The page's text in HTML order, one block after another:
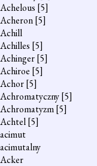
Achelous [5]
Acheron[5]
Achill
Achilles [5]
Achinger[5]
Achiroe [5]
Achor[5]
Achromatyczny[5]
Achromatyzm[5]
Achtel[5]
acimut
acimutalny
Acker